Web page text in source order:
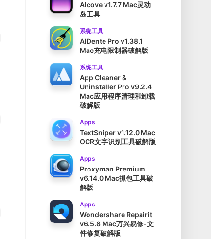
Alcove v1.7.7 Mac灵动
岛工具
系统工具
AlDente Pro v1.38.1
Mac充电限制器破解版
系统工具
App Cleaner &
Uninstaller Pro v9.2.4
Mac应用程序清理和卸载
破解版
Apps
TextSniper v1.12.0 Mac
OCR文字识别工具破解版
Apps
Proxyman Premium
v6.14.0 Mac抓包工具破
解版
Apps
Wondershare Repairit
v6.5.8 Mac万兴易修-文
件修复破解版